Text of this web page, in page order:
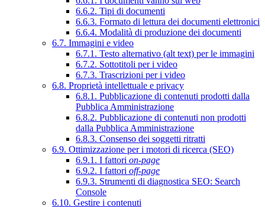
6.6.2. Tipi di documenti
6.6.3. Formato di lettura dei documenti elettronici
6.6.4. Modalità di produzione dei documenti
6.7. Immagini e video
6.7.1. Testo alternativo (alt text) per le immagini
6.7.2. Sottotitoli per i video
6.7.3. Trascrizioni per i video
6.8. Proprietà intellettuale e privacy
6.8.1. Pubblicazione di contenuti prodotti dalla
Pubblica Amministrazione
6.8.2. Pubblicazione di contenuti non prodotti
dalla Pubblica Amministrazione
6.8.3. Consenso dei soggetti ritratti
6.9. Ottimizzazione per i motori di ricerca (SEO)
6.9.1. I fattori on-page
6.9.2. I fattori off-page
6.9.3. Strumenti di diagnostica SEO: Search
Console
6.10. Gestire i contenuti